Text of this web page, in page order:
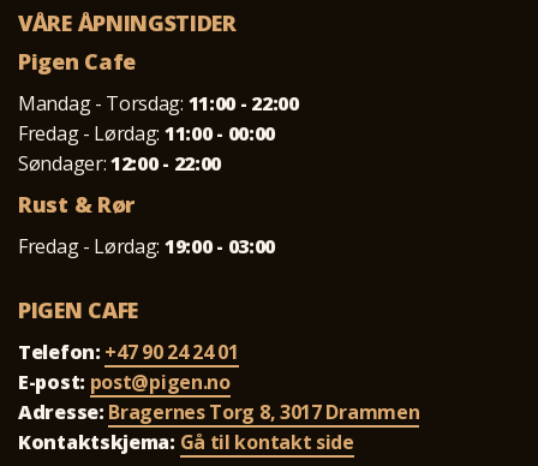
VÅRE ÅPNINGSTIDER
Pigen Cafe
Mandag - Torsdag: 11:00 - 22:00
Fredag - Lørdag: 11:00 - 00:00
Søndager:12:00 - 22:00
Rust & Rør
Fredag - Lørdag: 19:00 - 03:00
PIGEN CAFE
Telefon: +47 90 24 24 01
E-post: post@pigen.no
Adresse: Bragernes Torg 8, 3017 Drammen
Kontaktskjema: Gå til kontakt side